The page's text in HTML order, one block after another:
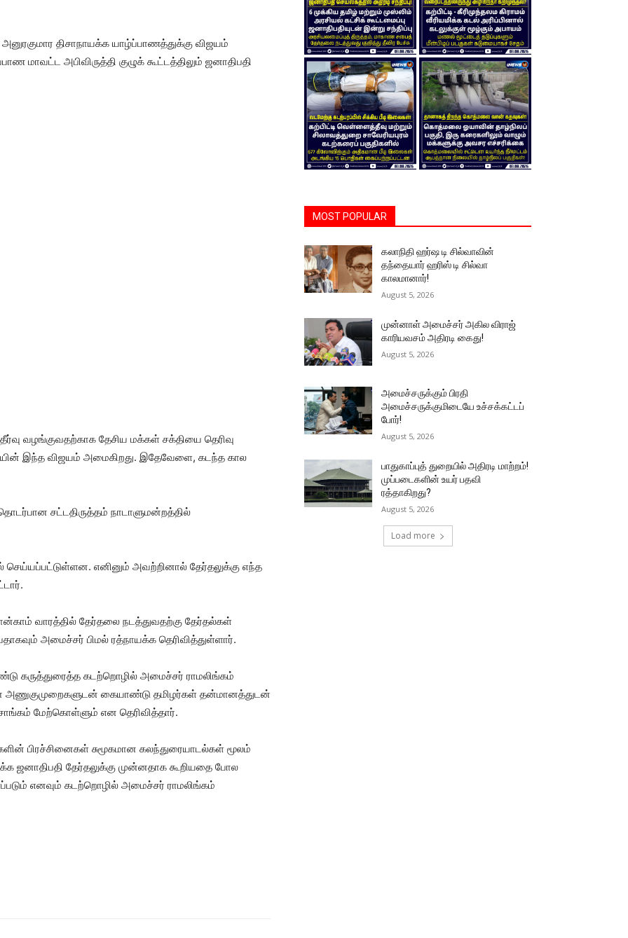
திசாநாயக்க யாழ்ப்பாணத்துக்கு விஜயம்
அபிவிருத்தி குழுக் கூட்டத்திலும் ஜனாதிபதி
வழங்குவதற்காக தேசிய மக்கள் சக்தியை தெரிவு
இந்த விஜயம் அமைகிறது. இதேவேளை, கடந்த கால
சட்டதிருத்தம் நாடாளுமன்றத்தில்
செய்யப்பட்டுள்ளன. எனினும் அவற்றினால் தேர்தலுக்கு எந்த
வாரத்தில் தேர்தலை நடத்துவதற்கு தேர்தல்கள்
அமைச்சர் பிமல் ரத்நாயக்க தெரிவித்துள்ளார்.
கருத்துரைத்த கடற்றொழில் அமைச்சர் ராமலிங்கம்
அணுகுமுறைகளுடன் கையாண்டு தமிழர்கள் தன்மானத்துடன்
மேற்கொள்ளும் என தெரிவித்தார்.
பிரச்சினைகள் சுமூகமான கலந்துரையாடல்கள் மூலம்
ஜனாதிபதி தேர்தலுக்கு முன்னதாக கூறியதை போல
எனவும் கடற்றொழில் அமைச்சர் ராமலிங்கம்
MOST POPULAR
கலாநிதி ஹர்ஷ டி சில்வாவின்
தந்தையார் ஹரிஸ் டி சில்வா
காலமானார்!
August 5, 2026
முன்னாள் அமைச்சர் அகில விராஜ்
காரியவசம் அதிரடி கைது!
August 5, 2026
அமைச்சருக்கும் பிரதி
அமைச்சருக்குமிடையே உச்சக்கட்டப்
போர்!
August 5, 2026
பாதுகாப்புத் துறையில் அதிரடி மாற்றம்!
முப்படைகளின் உயர் பதவி
ரத்தாகிறது?
August 5, 2026
Load more